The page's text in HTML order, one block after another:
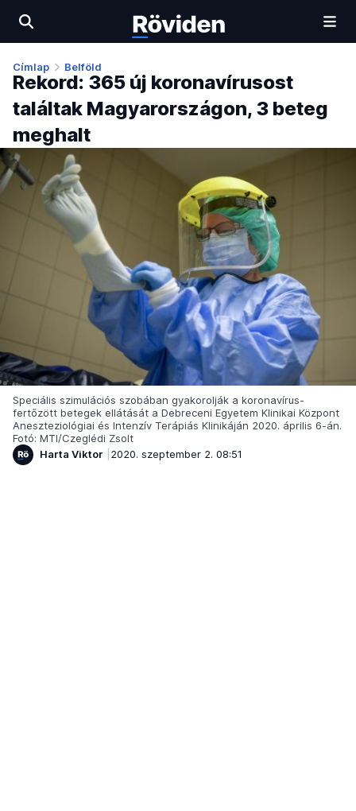
Címlap Belföld
Rekord: 365 új koronavírusost
találtak Magyarországon, 3 beteg
meghalt
Speciális szimulációs szobában gyakorolják a koronavírus-
fertőzött betegek ellátását a Debreceni Egyetem Klinikai Központ
Aneszteziológiai és Intenzív Terápiás Klinikáján 2020. április 6-án.
Fotó: MTI/Czeglédi Zsolt
Harta Viktor
2020. szeptember 2. 08:51